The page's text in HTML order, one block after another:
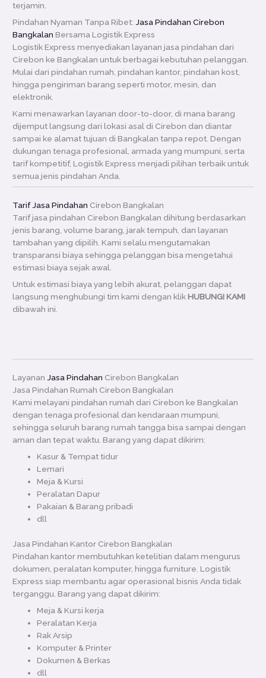
terjamin.
Pindahan Nyaman Tanpa Ribet: Jasa Pindahan Cirebon
Bangkalan Bersama Logistik Express
Logistik Express menyediakan layanan jasa pindahan dari
Cirebon ke Bangkalan untuk berbagai kebutuhan pelanggan.
Mulai dari pindahan rumah, pindahan kantor, pindahan kost,
hingga pengiriman barang seperti motor, mesin, dan
elektronik.
Kami menawarkan layanan door-to-door, di mana barang
dijemput langsung dari lokasi asal di Cirebon dan diantar
sampai ke alamat tujuan di Bangkalan tanpa repot. Dengan
dukungan tenaga profesional, armada yang mumpuni, serta
tarif kompetitif, Logistik Express menjadi pilihan terbaik untuk
semua jenis pindahan Anda.
Tarif Jasa Pindahan Cirebon Bangkalan
Tarif jasa pindahan Cirebon Bangkalan dihitung berdasarkan
jenis barang, volume barang, jarak tempuh, dan layanan
tambahan yang dipilih. Kami selalu mengutamakan
transparansi biaya sehingga pelanggan bisa mengetahui
estimasi biaya sejak awal.
Untuk estimasi biaya yang lebih akurat, pelanggan dapat
langsung menghubungi tim kami dengan klikHUBUNGI KAMI
dibawah ini.
LayananJasa Pindahan Cirebon Bangkalan
Jasa Pindahan Rumah Cirebon Bangkalan
Kami melayani pindahan rumah dari Cirebon ke Bangkalan
dengan tenaga profesional dan kendaraan mumpuni,
sehingga seluruh barang rumah tangga bisa sampai dengan
aman dan tepat waktu. Barang yang dapat dikirim:
Kasur & Tempat tidur
Lemari
Meja & Kursi
Peralatan Dapur
Pakaian & Barang pribadi
dll
Jasa Pindahan Kantor Cirebon Bangkalan
Pindahan kantor membutuhkan ketelitian dalam mengurus
dokumen, peralatan komputer, hingga furniture. Logistik
Express siap membantu agar operasional bisnis Anda tidak
terganggu. Barang yang dapat dikirim:
Meja & Kursi kerja
Peralatan Kerja
Rak Arsip
Komputer & Printer
Dokumen & Berkas
dll